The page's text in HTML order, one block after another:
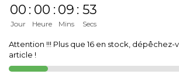
00
Jour
: 00
Heure
: 09
Mins
: 53
Secs
Attention !!! Plus que 16 en stock,
article !